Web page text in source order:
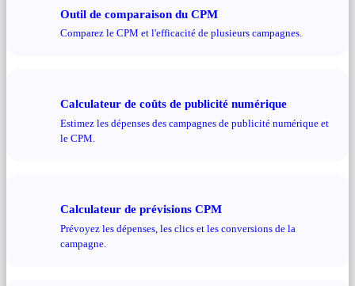
Outil de comparaison du CPM
Comparez le CPM et l'efficacité de plusieurs campagnes.
Calculateur de coûts de publicité numérique
Estimez les dépenses des campagnes de publicité numérique et
le CPM.
Calculateur de prévisions CPM
Prévoyez les dépenses, les clics et les conversions de la
campagne.